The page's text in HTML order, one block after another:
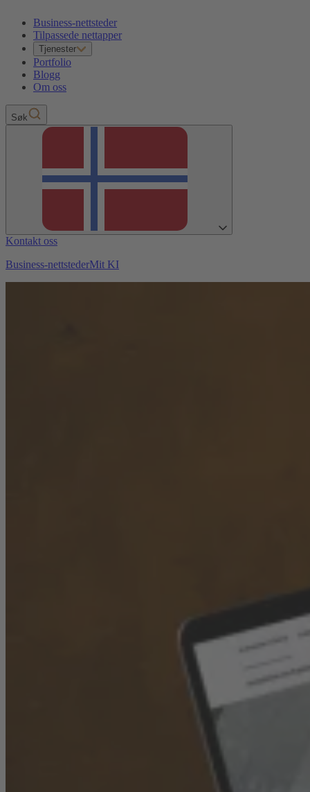
Business-nettsteder
Tilpassede nettapper
Tjenester
Portfolio
Blogg
Om oss
Søk
Kontakt oss
Business-nettstederMit KI